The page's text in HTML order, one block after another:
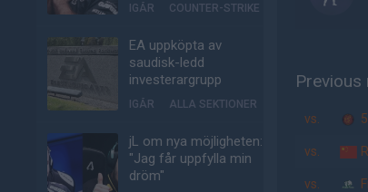
IGÅR COUNTER-STRIKE
EA uppköpta av
saudisk-ledd
investerargrupp
IGÅR ALLA SEKTIONER
jL om nya möjligheten:
"Jag får uppfylla min
dröm"
vs.
vs.
vs.